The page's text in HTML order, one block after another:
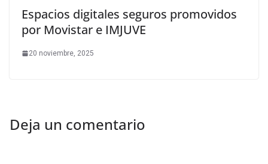
Espacios digitales seguros promovidos
por Movistar e IMJUVE
20 noviembre, 2025
Deja un comentario